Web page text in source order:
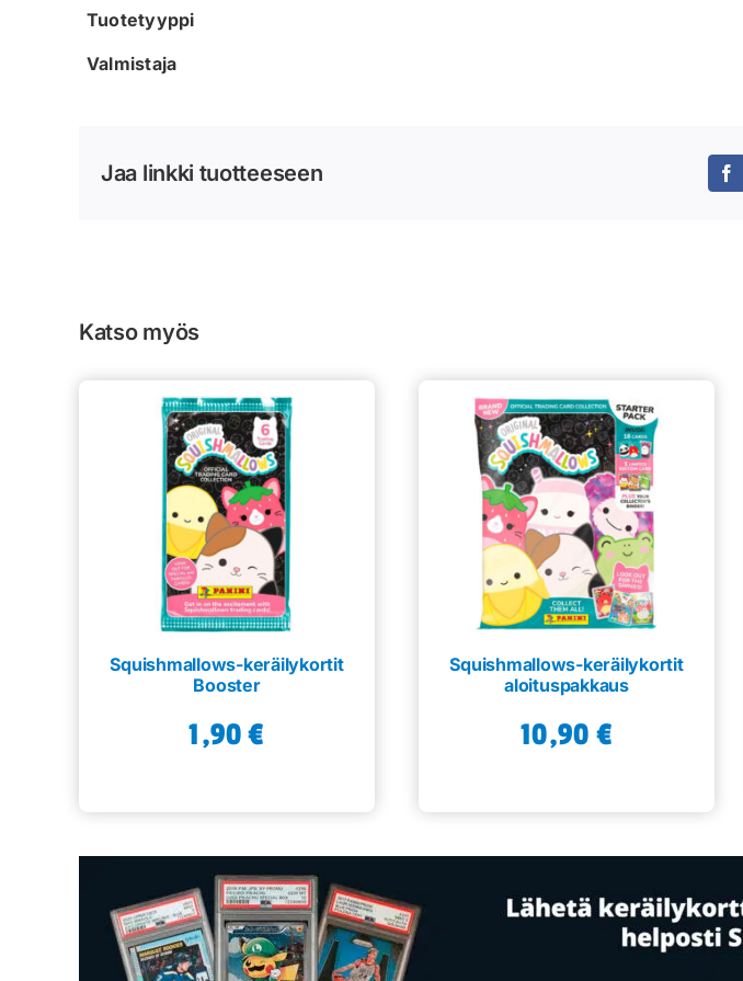
Tuotetyyppi
Valmistaja
Jaa linkki tuotteeseen
Katso myös
Squishmallows-keräilykortit
Booster
1,90€
Squishmallows-keräilykortit
aloituspakkaus
10,90 €